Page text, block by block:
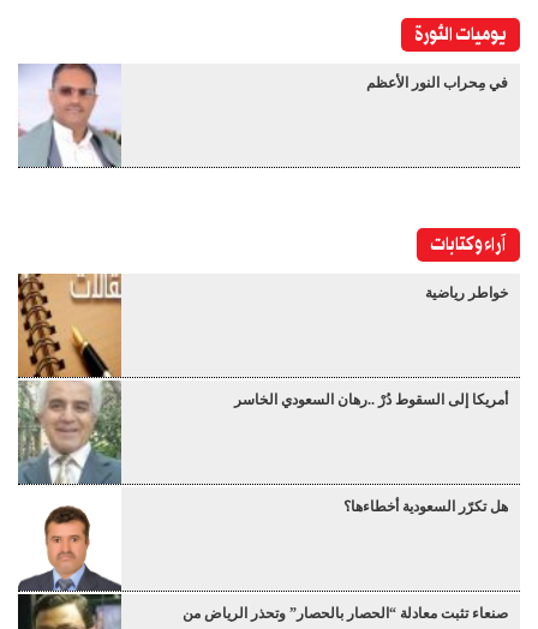
يوميات الثورة
في مِحراب النور الأعظم
آراء وكتابات
خواطر رياضية
أمريكا إلى السقوط دُرْ ..رهان السعودي الخاسر
هل تكرّر السعودية أخطاءها؟
صنعاء تثبت معادلة “الحصار بالحصار” وتحذر الرياض من